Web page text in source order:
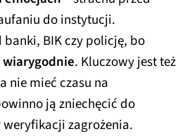
do instytucji.
BIK czy policję, bo
. Kluczowy jest też
nie mieć czasu na
ją zniechęcić do
zagrożenia.